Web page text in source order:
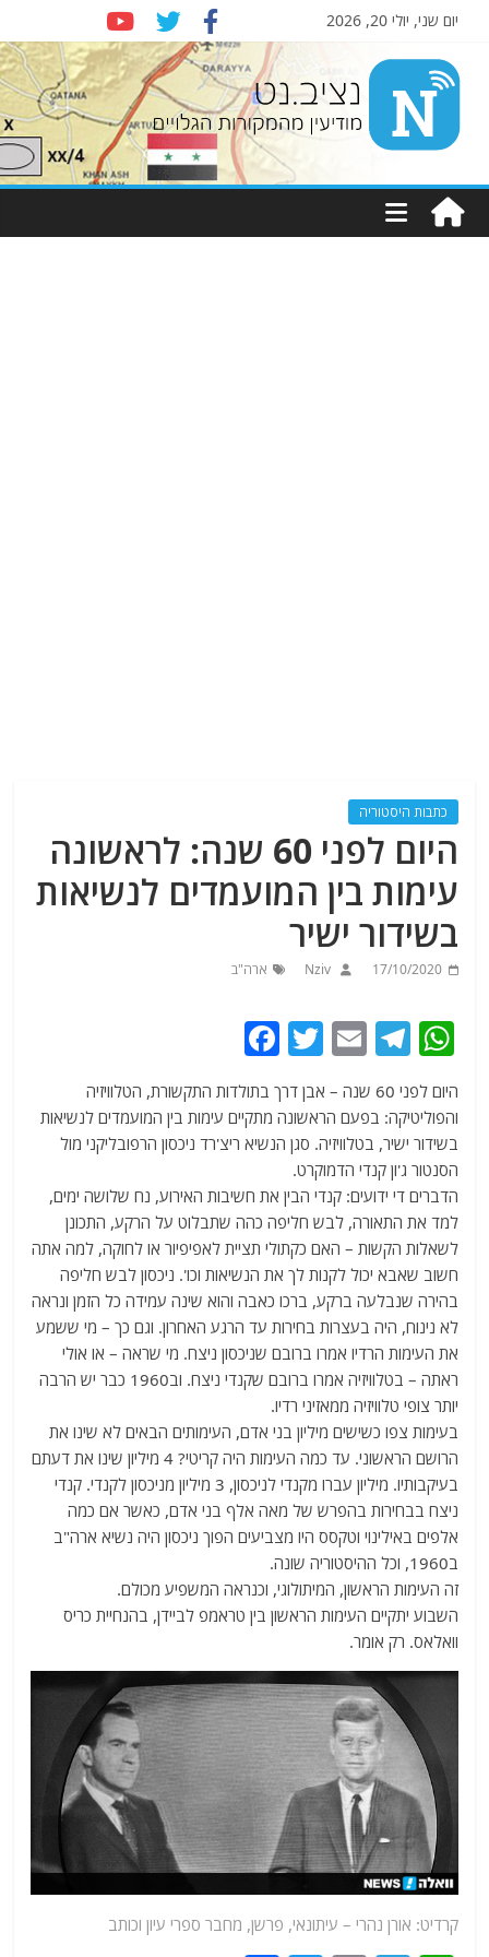
יום שני, יולי 20, 2026
Nziv.net
מודיעין
מהמקורות
כתבות היסטוריה
היום לפני 60 שנה: לראשונה
עימות בין המועמדים לנשיאות
בשידור ישיר
17/10/2020
Nziv ארה"ב
W
at
s
A
p
p
T
e
g
ra
m
E
ai
l
T
itt
er
a
c
e
o
o
k
היום לפני 60 שנה – אבן דרך בתולדות התקשורת, הטלוויזיה
והפוליטיקה: בפעם הראשונה מתקיים עימות בין המועמדים לנשיאות
בשידור ישיר, בטלוויזיה. סגן הנשיא ריצ'רד ניכסון הרפובליקני מול
הסנטור ג'ון קנדי הדמוקרט.
הדברים די ידועים: קנדי הבין את חשיבות האירוע, נח שלושה ימים,
למד את התאורה, לבש חליפה כהה שתבלוט על הרקע, התכונן
לשאלות הקשות – האם כקתולי תציית לאפיפיור או לחוקה, למה אתה
חשוב שאבא יכול לקנות לך את הנשיאות וכו'. ניכסון לבש חליפה
בהירה שנבלעה ברקע, ברכו כאבה והוא שינה עמידה כל הזמן ונראה
לא נינוח, היה בעצרות בחירות עד הרגע האחרון. וגם כך – מי ששמע
את העימות הרדיו אמרו ברובם שניכסון ניצח. מי שראה – או אולי
ראתה – בטלוויזיה אמרו ברובם שקנדי ניצח. וב1960 כבר יש הרבה
יותר צופי טלוויזיה ממאזיני רדיו.
בעימות צפו כשישים מיליון בני אדם, העימותים הבאים לא שינו את
הרושם הראשוני. עד כמה העימות היה קריטי? 4 מיליון שינו את דעתם
בעיקבותיו. מיליון עברו מקנדי לניכסון, 3 מיליון מניכסון לקנדי. קנדי
ניצח בבחירות בהפרש של מאה אלף בני אדם, כאשר אם כמה
אלפים באילינוי וטקסס היו מצביעים הפוך ניכסון היה נשיא ארה"ב
ב1960, וכל ההיסטוריה שונה.
זה העימות הראשון, המיתולוגי, וכנראה המשפיע מכולם.
השבוע יתקיים העימות הראשון בין טראמפ לביידן, בהנחיית כריס
וואלאס. רק אומר.
קרדיט: אורן נהרי – עיתונאי, פרשן, מחבר ספרי עיון וכותב